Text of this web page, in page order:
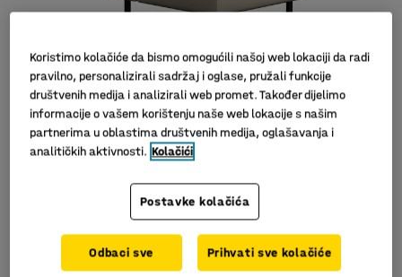
Slični proizvodi
Moderan skandinavski dizajn
Za optimalno korištenje
Koristimo kolačiće da bismo omogućili našoj web lokaciji da radi
pravilno, personalizirali sadržaj i oglase, pružali funkcije
društvenih medija i analizirali web promet. Također dijelimo
informacije o vašem korištenju naše web lokacije s našim
partnerima u oblastima društvenih medija, oglašavanja i
analitičkih aktivnosti. Kolačići
Postavke kolačića
Odbaci sve Prihvati sve kolačiće